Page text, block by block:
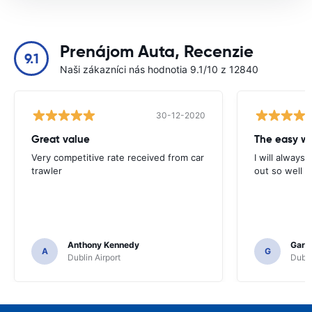
9.1 Prenájom Auta, Recenzie
Naši zákazníci nás hodnotia 9.1/10 z 12840
30-12-2020
Great value
Very competitive rate received from car
trawler
A
Anthony Kennedy
Dublin Airport
I will always
out so well
G
Gary